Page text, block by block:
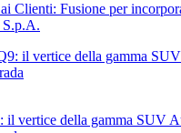
Clienti: Fusione per
S.p.A.
il vertice della gamma SUV